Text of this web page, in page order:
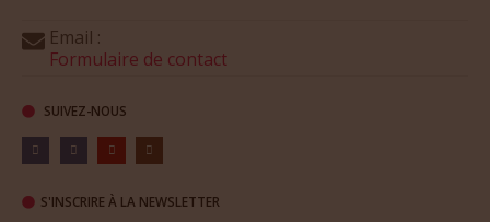
Email :
Formulaire de contact
SUIVEZ-NOUS
S'INSCRIRE À LA NEWSLETTER